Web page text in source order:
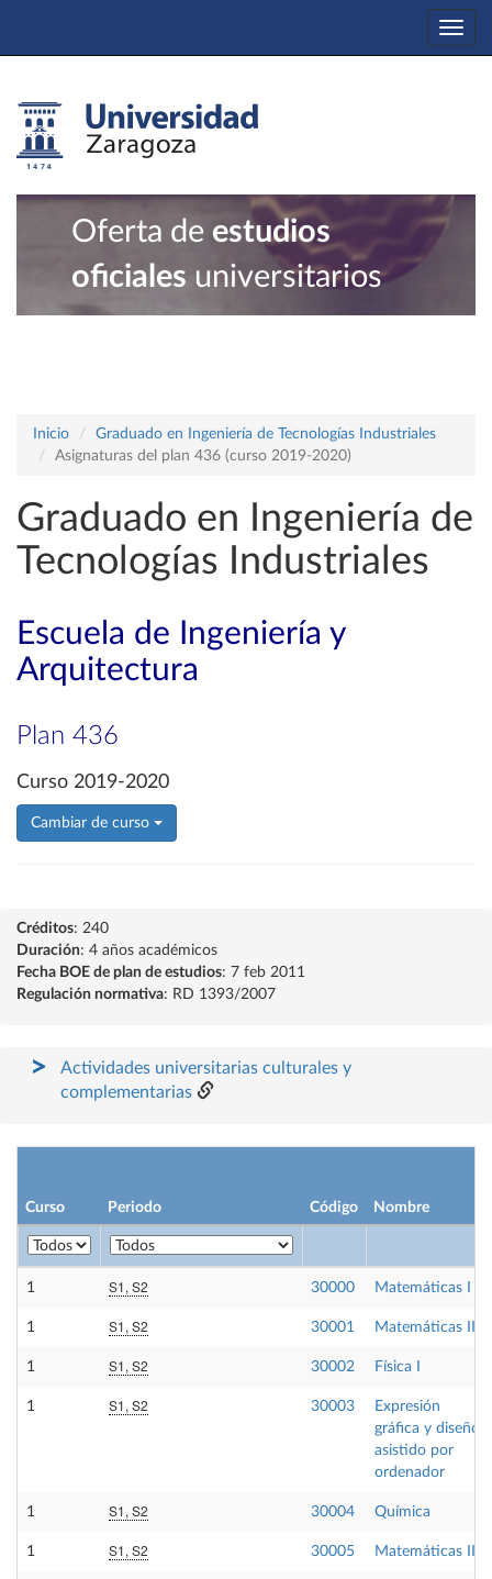
Oferta de estudios
oficiales universitarios
Inicio
Graduado en Ingeniería de Tecnologías Industriales
Asignaturas del plan 436 (curso 2019-2020)
Graduado en Ingeniería de
Tecnologías Industriales
Escuela de Ingeniería y
Arquitectura
Plan 436
Curso 2019-2020
Cambiar de curso
Créditos: 240
Duración: 4 años académicos
Fecha BOE de plan de estudios: 7 feb 2011
Regulación normativa: RD 1393/2007
Actividades universitarias culturales y
complementarias
Curso Periodo Código Nombre
1 S1, S2 30000 Matemáticas I
1 S1, S2 30001 Matemáticas II
1 S1, S2 30002 Física I
1 S1, S2 30003
Expresión
gráfica y diseño
asistido por
ordenador
1 S1, S2 30004 Química
1 S1, S2 30005 Matemáticas III